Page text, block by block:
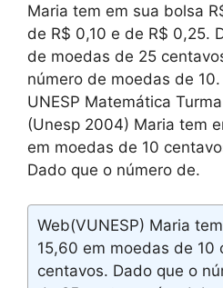
Maria tem em sua bolsa
de R$ 0,10 e de R$ 0,25.
de moedas de 25
número de moedas de
UNESP Matemática
(Unesp 2004) Maria tem
em moedas de 10
Dado que o número de.
Web(VUNESP) Maria
15,60 em moedas de 10
centavos. Dado que o